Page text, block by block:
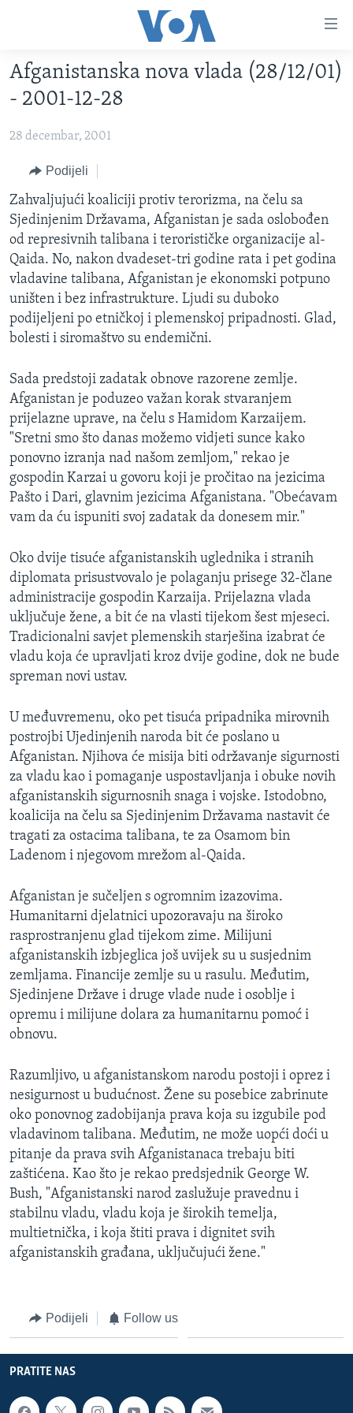
glavni
sadržaj
na
navigaciju
Idi
na
pretragu
TV PROGRAM
FOTOGRAFIJE DANA
VIJESTI
SJEDINJENE AMERIČKE DRŽAVE
BOSNA I HERCEGOVINA
SVIJET
NAUKA I TEHNOLOGIJA
SPECIJALNI PROJEKTI
KORUPCIJA
SLOBODA MEDIJA
ŽENSKA STRANA
IZBJEGLIČKA STRANA
MAGAZIN
O GLASU AMERIKE
Learning English
PRATITE NAS
Jezici
Afganistanska nova vlada (28/12/01)
- 2001-12-28
28 decembar, 2001
Podijeli
Zahvaljujući koaliciji protiv terorizma, na čelu sa
Sjedinjenim Državama, Afganistan je sada oslobođen
od represivnih talibana i terorističke organizacije al-
Qaida. No, nakon dvadeset-tri godine rata i pet godina
vladavine talibana, Afganistan je ekonomski potpuno
uništen i bez infrastrukture. Ljudi su duboko
podijeljeni po etničkoj i plemenskoj pripadnosti. Glad,
bolesti i siromaštvo su endemični.
Sada predstoji zadatak obnove razorene zemlje.
Afganistan je poduzeo važan korak stvaranjem
prijelazne uprave, na čelu s Hamidom Karzaijem.
"Sretni smo što danas možemo vidjeti sunce kako
ponovno izranja nad našom zemljom," rekao je
gospodin Karzai u govoru koji je pročitao na jezicima
Pašto i Dari, glavnim jezicima Afganistana. "Obećavam
vam da ću ispuniti svoj zadatak da donesem mir."
Oko dvije tisuće afganistanskih uglednika i stranih
diplomata prisustvovalo je polaganju prisege 32-člane
administracije gospodin Karzaija. Prijelazna vlada
uključuje žene, a bit će na vlasti tijekom šest mjeseci.
Tradicionalni savjet plemenskih starješina izabrat će
vladu koja će upravljati kroz dvije godine, dok ne bude
spreman novi ustav.
U međuvremenu, oko pet tisuća pripadnika mirovnih
postrojbi Ujedinjenih naroda bit će poslano u
Afganistan. Njihova će misija biti održavanje sigurnosti
za vladu kao i pomaganje uspostavljanja i obuke novih
afganistanskih sigurnosnih snaga i vojske. Istodobno,
koalicija na čelu sa Sjedinjenim Državama nastavit će
tragati za ostacima talibana, te za Osamom bin
Ladenom i njegovom mrežom al-Qaida.
Afganistan je sučeljen s ogromnim izazovima.
Humanitarni djelatnici upozoravaju na široko
rasprostranjenu glad tijekom zime. Milijuni
afganistanskih izbjeglica još uvijek su u susjednim
zemljama. Financije zemlje su u rasulu. Međutim,
Sjedinjene Države i druge vlade nude i osoblje i
opremu i milijune dolara za humanitarnu pomoć i
obnovu.
Razumljivo, u afganistanskom narodu postoji i oprez i
nesigurnost u budućnost. Žene su posebice zabrinute
oko ponovnog zadobijanja prava koja su izgubile pod
vladavinom talibana. Međutim, ne može uopći doći u
pitanje da prava svih Afganistanaca trebaju biti
zaštićena. Kao što je rekao predsjednik George W.
Bush, "Afganistanski narod zaslužuje pravednu i
stabilnu vladu, vladu koja je širokih temelja,
multietnička, i koja štiti prava i dignitet svih
afganistanskih građana, uključujući žene."
Podijeli Follow us
PRATITE NAS